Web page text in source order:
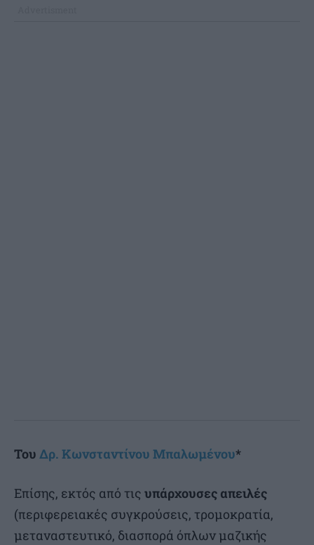
Του Δρ. Κωνσταντίνου Μπαλωμένου*
Επίσης, εκτός από τις υπάρχουσες απειλές
(περιφερειακές συγκρούσεις, τρομοκρατία,
μεταναστευτικό, διασπορά όπλων μαζικής